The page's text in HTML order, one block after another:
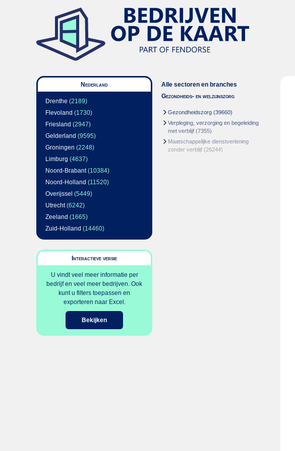
Nederland
Drenthe (2189)
Flevoland (1730)
Friesland (2947)
Gelderland (9595)
Groningen (2248)
Limburg (4637)
Noord-Brabant(10384)
Noord-Holland (11520)
Overijssel (5449)
Utrecht(6242)
Zeeland (1665)
Zuid-Holland (14460)
Interactieve versie
U vindt veel meer informatie per
bedrijf en veel meer bedrijven. Ook
kunt u filters toepassen en
exporteren naar Excel.
Bekijken
Alle sectoren en branches
Gezondheids- en welzijnszorg
Gezondheidszorg (39660)
Verpleging, verzorging en begeleiding
met verblijf (7355)
Maatschappelijke dienstverlening
zonder verblijf (26244)